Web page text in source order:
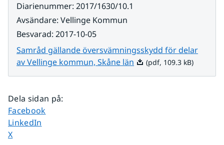
Diarienummer: 2017/1630/10.1
Avsändare: Vellinge Kommun
Besvarad: 2017-10-05
Samråd gällande översvämningsskydd för delar
av Vellinge kommun, Skåne län Pdf, 109.3 kB.
(pdf, 109.3 kB)
Dela sidan på:
Dela sidan på
Facebook
Dela sidan på
LinkedIn
Dela sidan på
X